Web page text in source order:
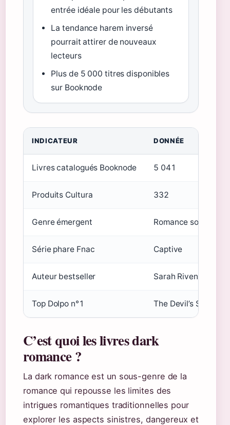
entrée idéale pour les débutants
La tendance harem inversé
pourrait attirer de nouveaux
lecteurs
Plus de 5 000 titres disponibles
sur Booknode
INDICATEUR DONNÉE
Livres catalogués Booknode 5 041
Produits Cultura 332
Genre émergent Romance sombre
Série phare Fnac Captive
Auteur bestseller Sarah Rivens
Top Dolpo n°1 The Devil’s Sons
C’est quoi les livres dark
romance ?
La dark romance est un sous-genre de la
romance qui repousse les limites des
intrigues romantiques traditionnelles pour
explorer les aspects sinistres, dangereux et